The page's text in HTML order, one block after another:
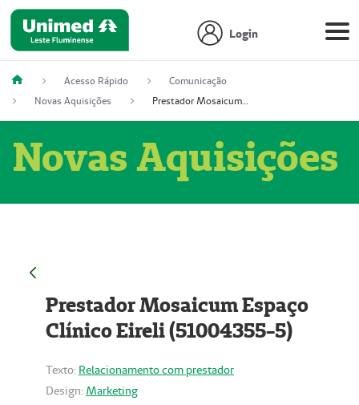
Login
Acesso Rápido
Comunicação
Novas Aquisições
Prestador Mosaicum Espaço Clínico Eireli (51004355-5)
Novas Aquisições
Prestador Mosaicum Espaço
Clínico Eireli (51004355-5)
Texto: Relacionamento com prestador
Design: Marketing